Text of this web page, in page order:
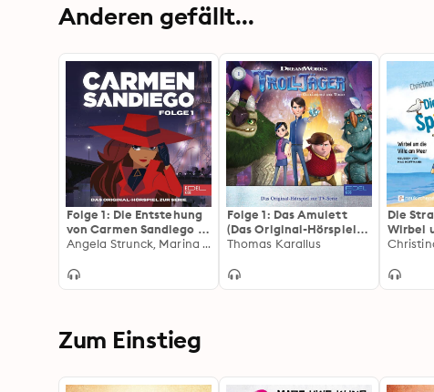
Anderen gefällt...
Folge 1: Die Entstehung
von Carmen Sandiego -
Teil 1-3 (Das Original-
Angela Strunck, Marina Lemme
Folge 1: Das Amulett
(Das Original-Hörspiel
zur TV-Serie)
Thomas Karallus
Die
Wirbel
Meer
Zum Einstieg